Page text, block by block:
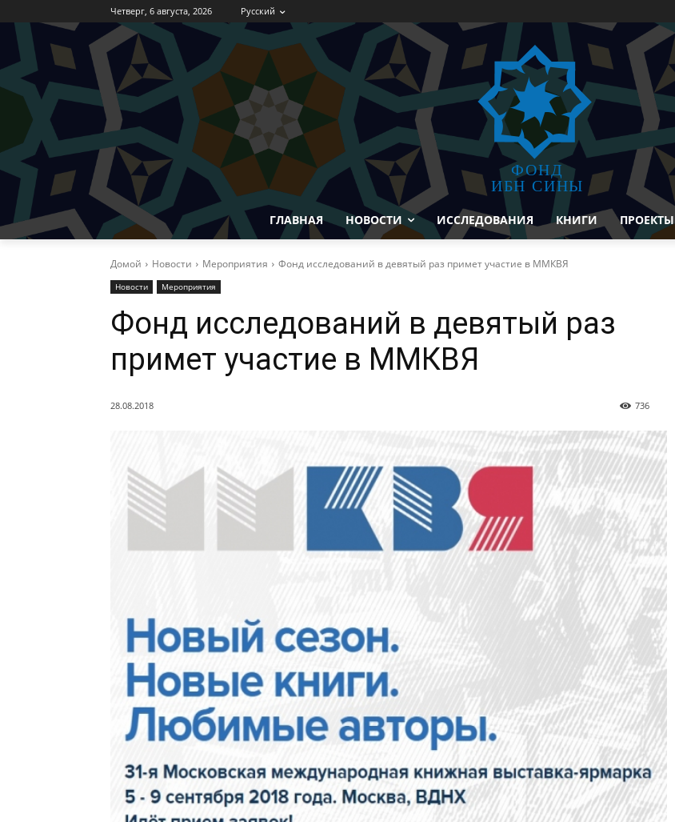
Четверг, 6 августа, 2026 Русский
ФОНД
ИБН СИНЫ
ГЛАВНАЯ НОВОСТИ ИССЛЕДОВАНИЯ КНИГИ ПРОЕКТЫ
Домой Новости Мероприятия Фонд исследований в девятый раз примет участие в ММКВЯ
Новости Мероприятия
Фонд исследований в девятый раз
примет участие в ММКВЯ
28.08.2018 736